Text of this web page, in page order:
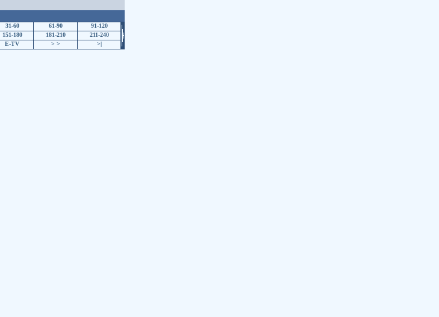
31-60 61-90
91-120
151-180 181-210
211-240
E-TV > > >|